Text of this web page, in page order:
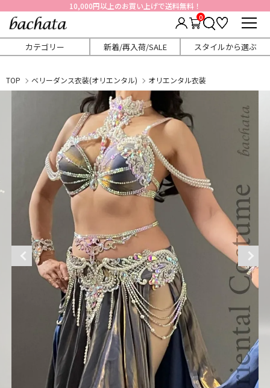
10,000円以上のお買い上げで送料無料！
0
カテゴリー 新着/再入荷/SALE スタイルから選ぶ
TOP ベリーダンス衣装(オリエンタル) オリエンタル衣装